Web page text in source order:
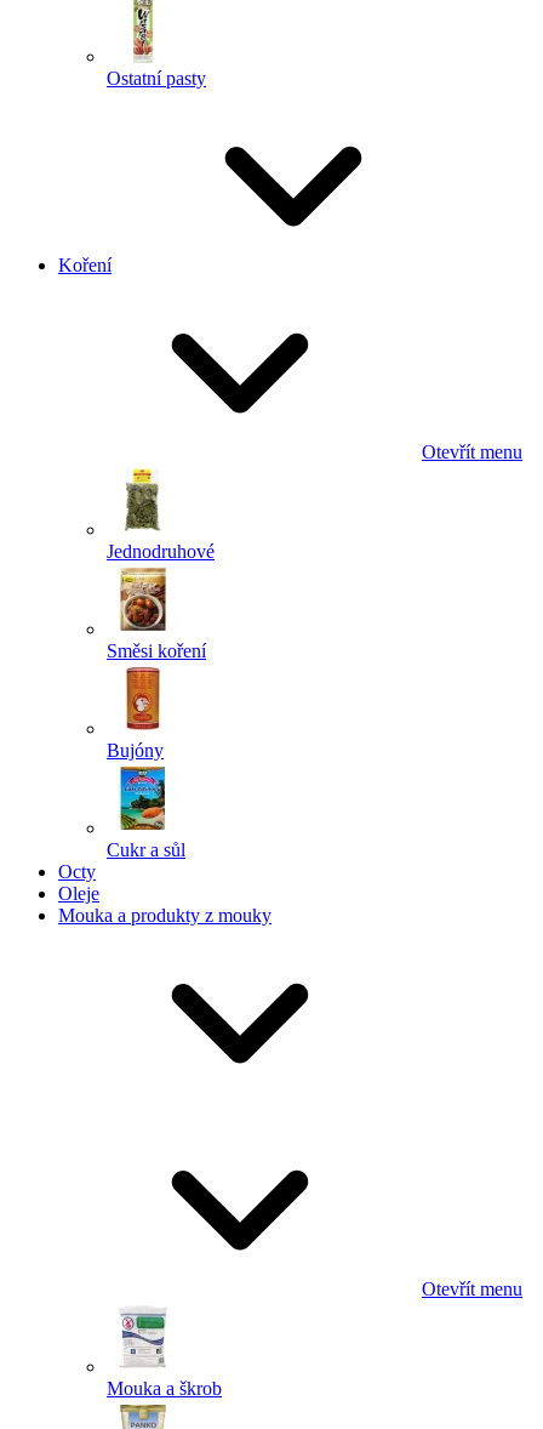
Ostatní pasty
Koření
Otevřít menu
Jednodruhové
Směsi koření
Bujóny
Cukr a sůl
Octy
Oleje
Mouka a produkty z mouky
Otevřít menu
Mouka a škrob
Powered by chaterimo